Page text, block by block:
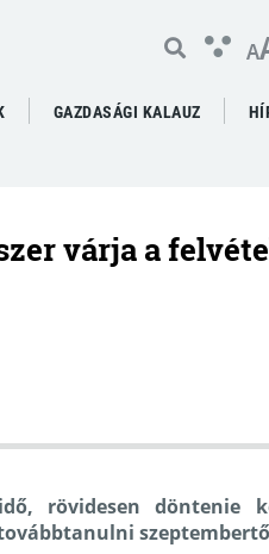
A
GAZDASÁGI KALAUZ
várja a
rövidesen döntenie